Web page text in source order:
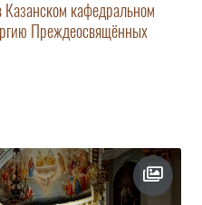
кафедральном
Преждеосвящённых